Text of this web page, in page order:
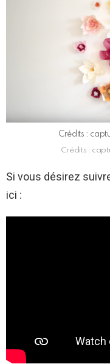
Crédits :
Crédits :
Si vous désirez
ici :